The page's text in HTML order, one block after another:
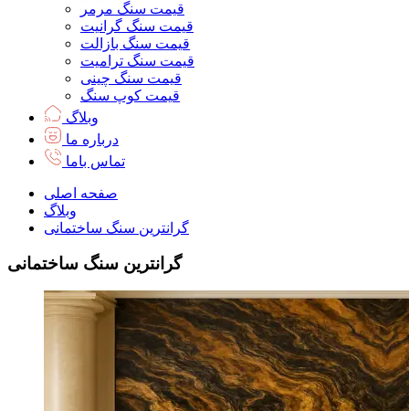
قیمت سنگ مرمر
قیمت سنگ گرانیت
قیمت سنگ بازالت
قیمت سنگ ترامیت
قیمت سنگ چینی
قیمت کوپ سنگ
وبلاگ
درباره ما
تماس باما
صفحه اصلی
وبلاگ
گرانترین سنگ ساختمانی
گرانترین سنگ ساختمانی